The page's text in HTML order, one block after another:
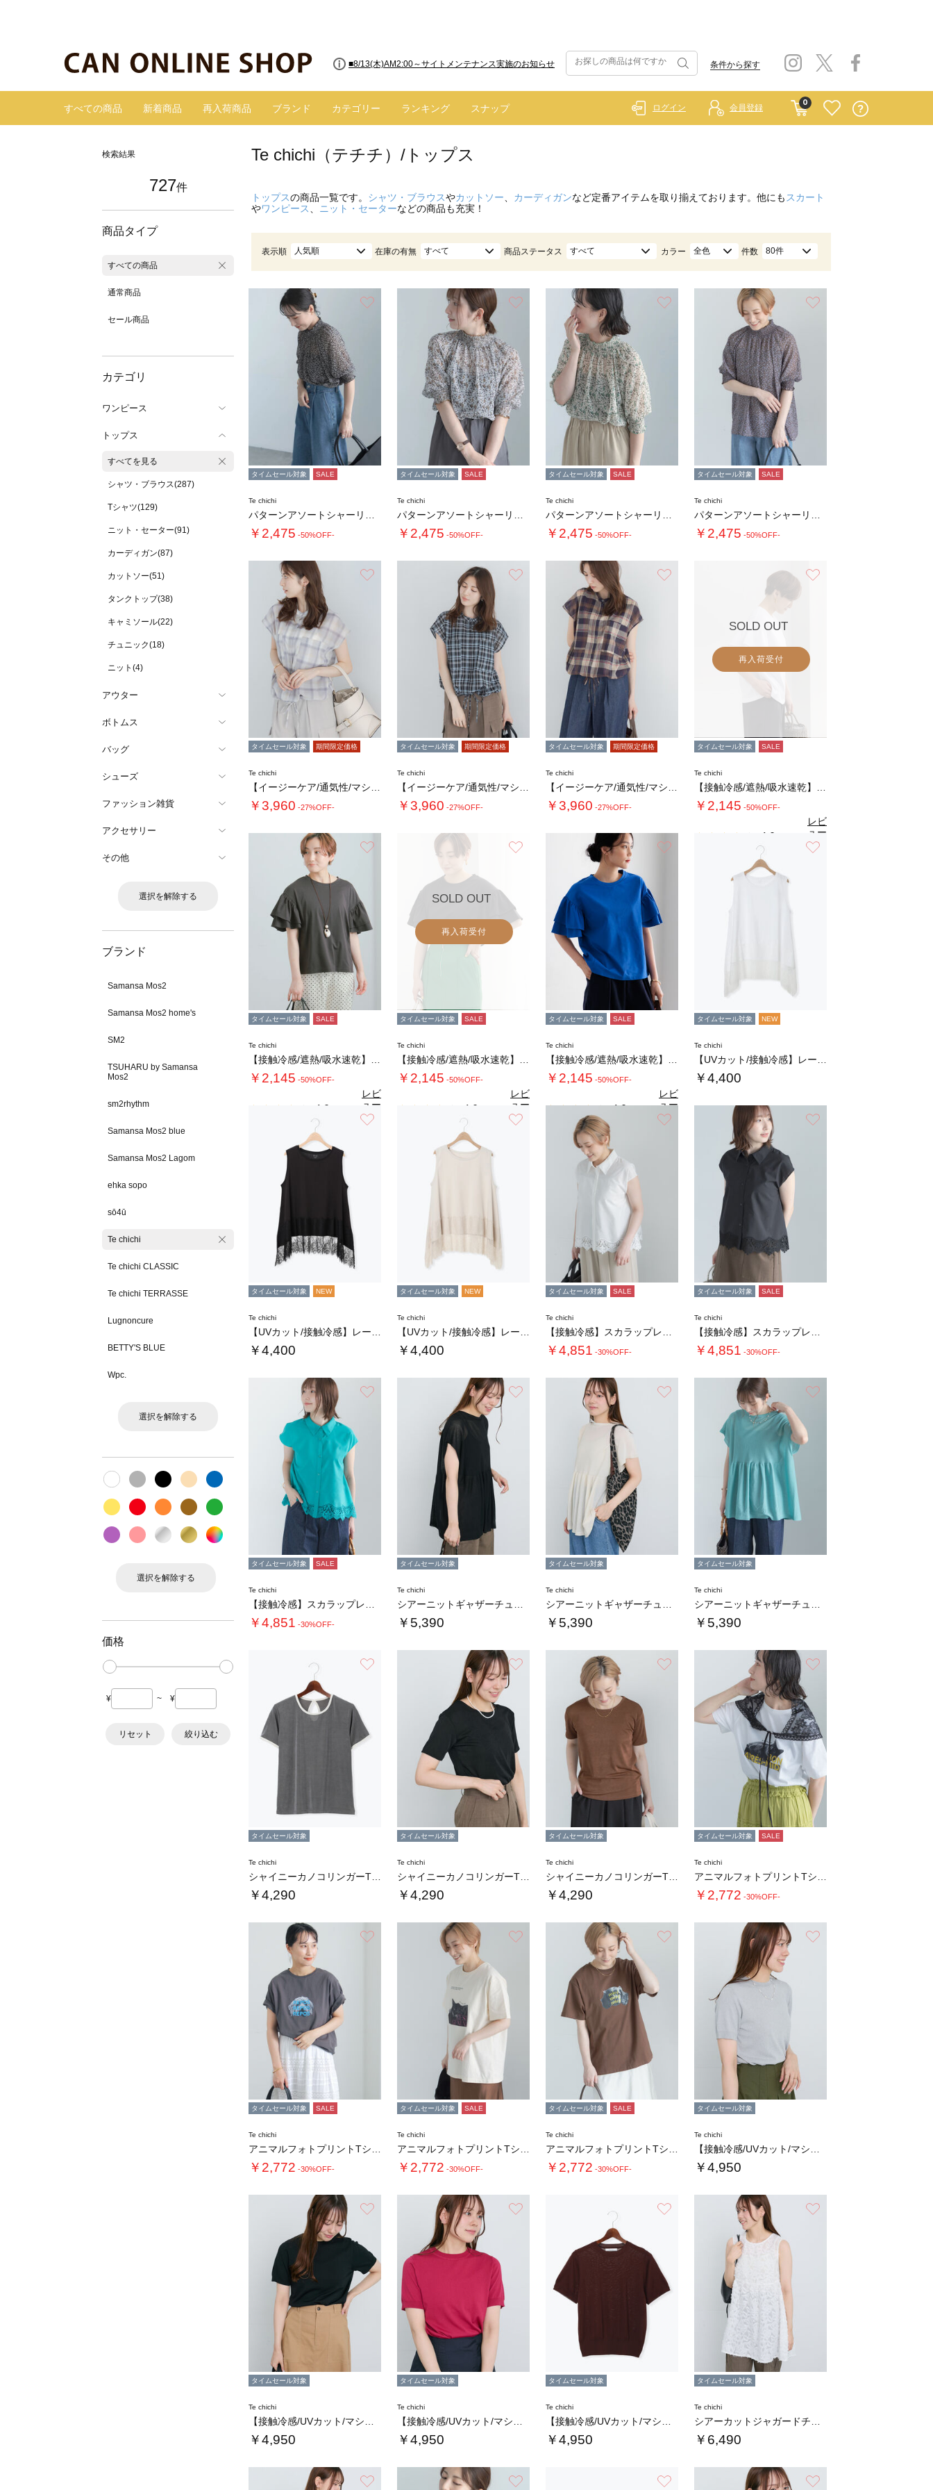
■8/13(木)AM2:00～サイトメンテナンス実施のお知らせ
■【お知らせ】ヤマト運輸の配送遅延・停止について 条件から探す
すべての商品 新着商品 再入荷商品 ブランド カテゴリー ランキング スナップ
0
ログイン 会員登録
検索結果
727件
商品タイプ
すべての商品
通常商品
セール商品
カテゴリ
ワンピース
トップス
すべてを見る
シャツ・ブラウス(287)
Tシャツ(129)
ニット・セーター(91)
カーディガン(87)
カットソー(51)
タンクトップ(38)
キャミソール(22)
チュニック(18)
ニット(4)
アウター
ボトムス
バッグ
シューズ
ファッション雑貨
アクセサリー
その他
選択を解除する
ブランド
Samansa Mos2
Samansa Mos2 home's
SM2
TSUHARU by Samansa
Mos2
sm2rhythm
Samansa Mos2 blue
Samansa Mos2 Lagom
ehka sopo
sō4ū
Te chichi
Te chichi CLASSIC
Te chichi TERRASSE
Lugnoncure
BETTY'S BLUE
Wpc.
選択を解除する
選択を解除する
価格
¥ ~ ¥
リセット 絞り込む
Te chichi（テチチ）/トップス
トップスの商品一覧です。 シャツ・ブラウスやカットソー カーディガンなど定番アイテムを取り揃えております。他にも スカート
やワンピース ニット・セーターなどの商品も充実！
表示順 人気順 在庫の有無 すべて 商品ステータス すべて カラー 全色 件数 80件
タイムセール対象 SALE
Te chichi
￥2,475 -50%OFF-
タイムセール対象 SALE
Te chichi
￥2,475 -50%OFF-
タイムセール対象 SALE
Te chichi
￥2,475 -50%OFF-
タイムセール対象 SALE
Te chichi
￥2,475 -50%OFF-
タイムセール対象 期間限定価格
Te chichi
￥3,960 -27%OFF-
タイムセール対象 期間限定価格
Te chichi
￥3,960 -27%OFF-
タイムセール対象 期間限定価格
Te chichi
￥3,960 -27%OFF-
SOLD OUT
再入荷受付
タイムセール対象 SALE
Te chichi
￥2,145 -50%OFF-
4.0
レビ
ュー
を見
る
タイムセール対象 SALE
Te chichi
￥2,145 -50%OFF-
4.0
レビ
ュー
を見
る
SOLD OUT
再入荷受付
タイムセール対象 SALE
Te chichi
￥2,145 -50%OFF-
4.0
レビ
ュー
を見
る
タイムセール対象 SALE
Te chichi
￥2,145 -50%OFF-
4.0（1）
レビ
ュー
を見
る
タイムセール対象 NEW
Te chichi
￥4,400
タイムセール対象 NEW
Te chichi
￥4,400
タイムセール対象 NEW
Te chichi
￥4,400
タイムセール対象 SALE
Te chichi
￥4,851 -30%OFF-
タイムセール対象 SALE
Te chichi
￥4,851 -30%OFF-
タイムセール対象 SALE
Te chichi
￥4,851 -30%OFF-
タイムセール対象
Te chichi
￥5,390
タイムセール対象
Te chichi
￥5,390
タイムセール対象
Te chichi
￥5,390
タイムセール対象
Te chichi
￥4,290
タイムセール対象
Te chichi
￥4,290
タイムセール対象
Te chichi
￥4,290
タイムセール対象 SALE
Te chichi
￥2,772 -30%OFF-
タイムセール対象 SALE
Te chichi
￥2,772 -30%OFF-
タイムセール対象 SALE
Te chichi
￥2,772 -30%OFF-
タイムセール対象 SALE
Te chichi
￥2,772 -30%OFF-
タイムセール対象
Te chichi
￥4,950
タイムセール対象
Te chichi
￥4,950
タイムセール対象
Te chichi
￥4,950
タイムセール対象
Te chichi
￥4,950
タイムセール対象
Te chichi
￥6,490